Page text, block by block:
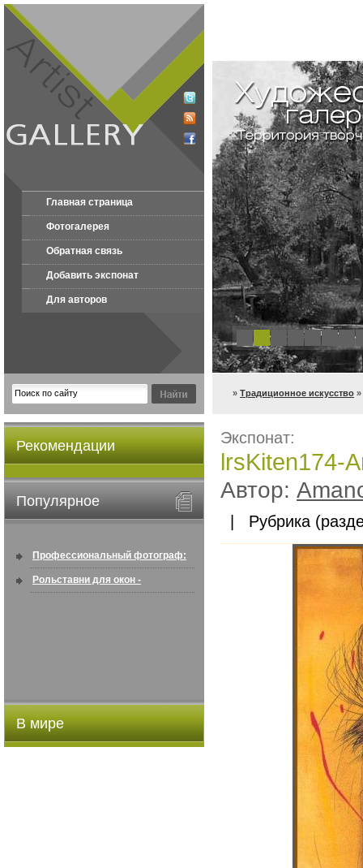
Главная страница
Фотогалерея
Обратная связь
Добавить экспонат
Для авторов
» Традиционное искусство
Рекомендации
Популярное
Профессиональный фотограф:
искусство создавать снимки, ...
Рольставни для окон -
В мире
Экспонат:
lrsKiten174-
Автор:
| Рубрика